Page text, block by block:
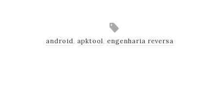
android, apktool, engenharia reversa